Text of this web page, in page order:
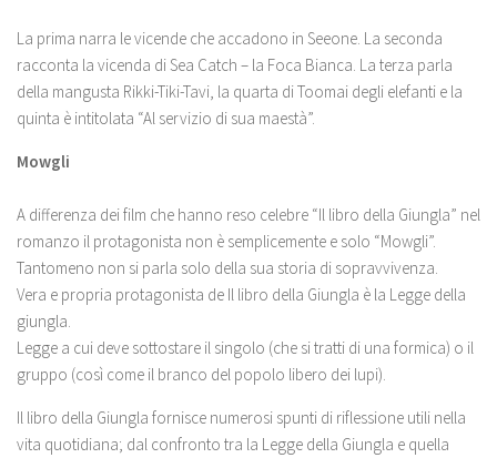
La prima narra le vicende che accadono in Seeone. La seconda
racconta la vicenda di Sea Catch – la Foca Bianca. La terza parla
della mangusta Rikki-Tiki-Tavi, la quarta di Toomai degli elefanti e la
quinta è intitolata “Al servizio di sua maestà”.
Mowgli
A differenza dei film che hanno reso celebre “Il libro della Giungla” nel
romanzo il protagonista non è semplicemente e solo “Mowgli”.
Tantomeno non si parla solo della sua storia di sopravvivenza.
Vera e propria protagonista de Il libro della Giungla è la Legge della
giungla.
Legge a cui deve sottostare il singolo (che si tratti di una formica) o il
gruppo (così come il branco del popolo libero dei lupi).
Il libro della Giungla fornisce numerosi spunti di riflessione utili nella
vita quotidiana; dal confronto tra la Legge della Giungla e quella